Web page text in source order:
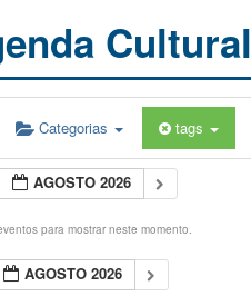
Cultural
Categorias tags
AGOSTO 2026
para mostrar neste momento.
AGOSTO 2026